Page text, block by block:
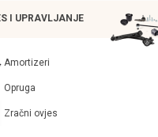
I UPRAVLJANJE
Amortizeri
Opruga
Zračni ovjes